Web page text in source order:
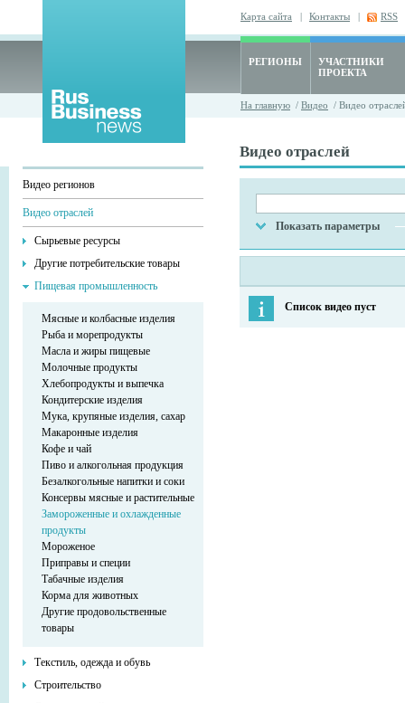
Карта сайта | Контакты | RSS
РЕГИОНЫ
УЧАСТНИКИ
ПРОЕКТА
На главную / Видео / Видео
Видео регионов
Видео отраслей
Сырьевые ресурсы
Другие потребительские товары
Пищевая промышленность
Мясные и колбасные изделия
Рыба и морепродукты
Масла и жиры пищевые
Молочные продукты
Хлебопродукты и выпечка
Кондитерские изделия
Мука, крупяные изделия, сахар
Макаронные изделия
Кофе и чай
Пиво и алкогольная продукция
Безалкогольные напитки и соки
Консервы мясные и растительные
Замороженные и охлажденные
продукты
Мороженое
Приправы и специи
Табачные изделия
Корма для животных
Другие продовольственные
товары
Текстиль, одежда и обувь
Строительство
Видео отраслей
Показать параметры
Список видео пуст